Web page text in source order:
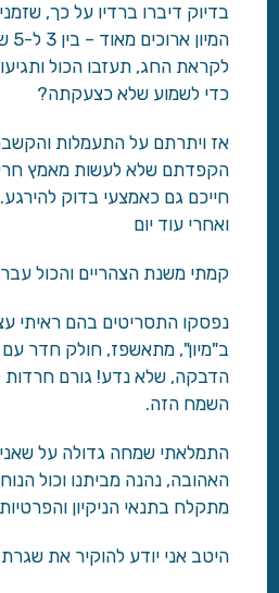
בדיוק דיברו ברדיו על כך,
לקראת החג, תעזבו הכול
כדי לשמוע שלא כצעקתה?
אז ויתרתם על התעמלות
הקפדתם שלא לעשות מאמץ
חייכם גם כאמצעי בדוק
ואחרי עוד יום
קמתי משנת הצהריים והכול
נפסקו התסריטים בהם ראיתי
ב"מיון", מתאשפז, חולק חדר עם
הדבקה, שלא נדע! גורם חרדות
השמח הזה.
התמלאתי שמחה גדולה על שאני
האהובה, נהנה מביתנו וכול
מתקלח בתנאי הניקיון
היטב אני יודע להוקיר את